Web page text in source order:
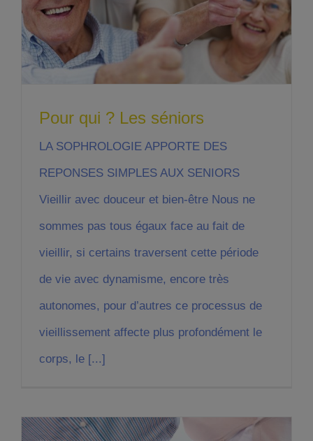
Pour qui ? Les séniors
LA SOPHROLOGIE APPORTE DES
REPONSES SIMPLES AUX SENIORS
Vieillir avec douceur et bien-être Nous ne
sommes pas tous égaux face au fait de
vieillir, si certains traversent cette période
de vie avec dynamisme, encore très
autonomes, pour d’autres ce processus de
vieillissement affecte plus profondément le
corps, le [...]